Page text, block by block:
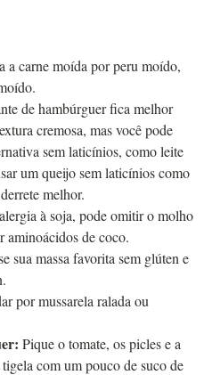
a carne moída por peru moído,
de hambúrguer fica melhor
cremosa, mas você pode
sem laticínios, como leite
um queijo sem laticínios como
melhor.
à soja, pode omitir o molho
aminoácidos de coco.
sua massa favorita sem glúten e
por mussarela ralada ou
Pique o tomate, os picles e a
com um pouco de suco de